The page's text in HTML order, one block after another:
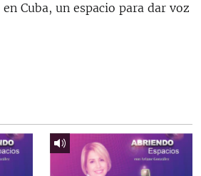
A UCRANIA
Cuba, un espacio para dar voz